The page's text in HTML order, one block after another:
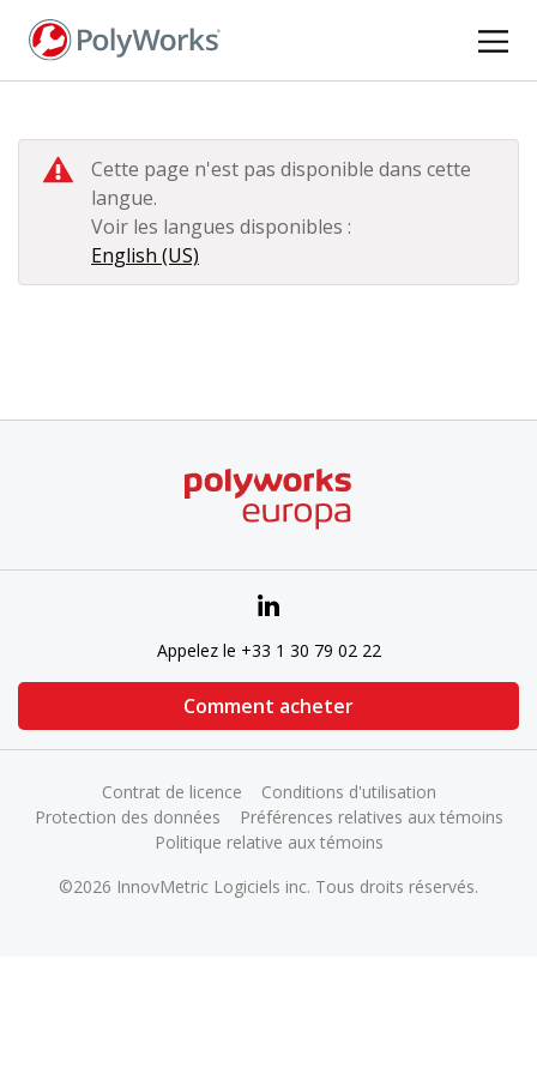
Cette page n'est pas disponible dans cette
langue.
Voir les langues disponibles :
English (US)
Appelez le +33 1 30 79 02 22
Comment acheter
©2026 InnovMetric Logiciels inc. Tous droits réservés.
Contrat de licence
Conditions d'utilisation
Protection des données
Préférences relatives aux témoins
Politique relative aux témoins